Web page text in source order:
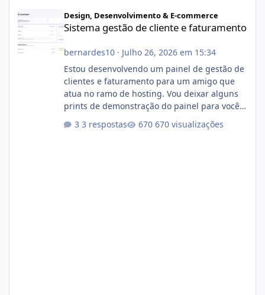
Design, Desenvolvimento & E-commerce
Sistema gestão de cliente e faturamento
bernardes10· Julho 26, 2026 em 15:34
Estou desenvolvendo um painel de gestão de
clientes e faturamento para um amigo que
atua no ramo de hosting. Vou deixar alguns
prints de demonstração do painel para vocês
darem a opinião de vocês. O sistema já está
com cerca de 80% concluído e conta com
3 respostas 670 visualizações